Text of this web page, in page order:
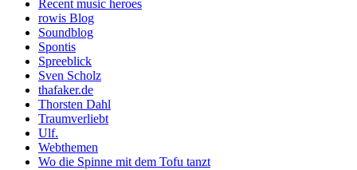
Recent music heroes
rowis Blog
Soundblog
Spontis
Spreeblick
Sven Scholz
thafaker.de
Thorsten Dahl
Traumverliebt
Ulf.
Webthemen
Wo die Spinne mit dem Tofu tanzt